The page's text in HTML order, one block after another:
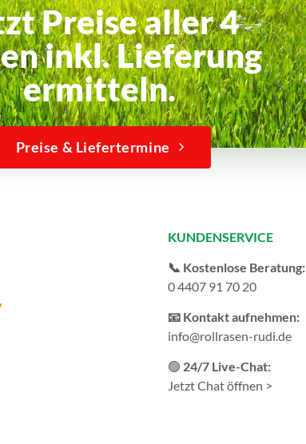
Preise aller 4
inkl. Lieferung
ermitteln.
Preise & Liefertermine
KUNDENSERVICE
📞 Kostenlose Beratung:
0 4407 91 70 20
📧 Kontakt aufnehmen:
info@rollrasen-rudi.de
🟢 24/7 Live-Chat:
Jetzt Chat öffnen >